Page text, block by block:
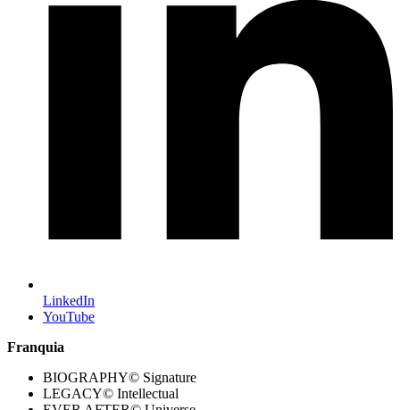
LinkedIn
YouTube
Franquia
BIOGRAPHY© Signature
LEGACY© Intellectual